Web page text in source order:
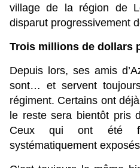
village de la région de
disparut progressivement
Trois millions de dollars
Depuis lors, ses amis
sont… et servent
régiment. Certains ont
le reste sera bientôt pris
Ceux qui ont été
systématiquement